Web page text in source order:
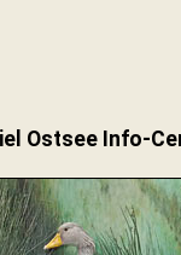
Ostsee Info-